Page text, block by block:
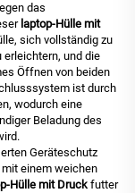
das
laptop-Hülle mit
sich vollständig zu
und die
Öffnen von beiden
ist durch
wodurch eine
Beladung des
Geräteschutz
mit einem weichen
Hülle mit Druckfutter